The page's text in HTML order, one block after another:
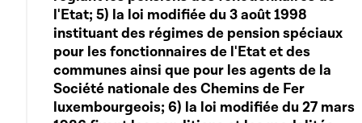
l'Etat; 5) la loi modifiée du 3 août 1998
instituant des régimes de pension spéciaux
pour les fonctionnaires de l'Etat et des
communes ainsi que pour les agents de la
Société nationale des Chemins de Fer
luxembourgeois; 6) la loi modifiée du 27 mars